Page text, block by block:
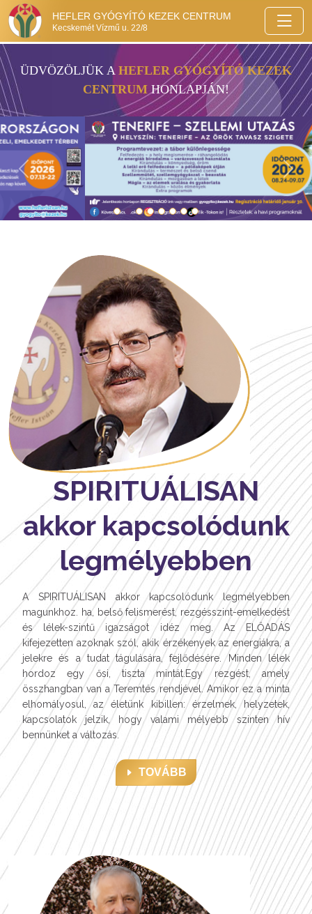
HEFLER GYÓGYÍTÓ KEZEK CENTRUM
Kecskemét Vízmű u. 22/8
ÜDVÖZÖLJÜK A HEFLER GYÓGYÍTÓ KEZEK
CENTRUMHONLAPJÁN!
Previous Next
SPIRITUÁLISAN
akkor kapcsolódunk
legmélyebben
A SPIRITUÁLISAN akkor kapcsolódunk legmélyebben
magunkhoz. ha, belső felismerést, rezgésszint-emelkedést
és lélek-szintű igazságot idéz meg. Az ELŐADÁS
kifejezetten azoknak szól, akik érzékenyek az energiákra, a
jelekre és a tudat tágulására, fejlődésére. Minden lélek
hordoz egy ősi, tiszta mintát.Egy rezgést, amely
összhangban van a Teremtés rendjével. Amikor ez a minta
elhomályosul, az életünk kibillen: érzelmek, helyzetek,
kapcsolatok jelzik, hogy valami mélyebb szinten hív
bennünket a változás.
TOVÁBB